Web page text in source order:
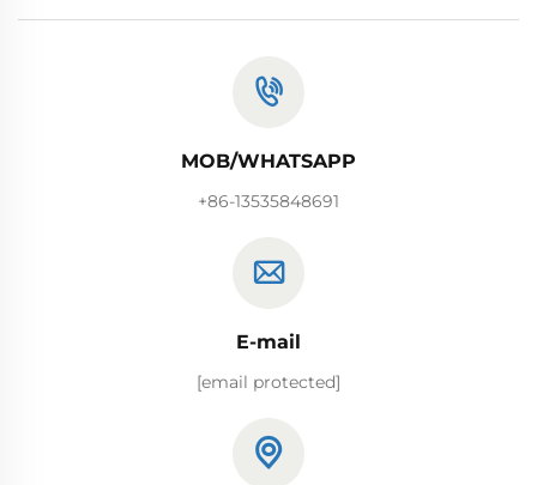
MOB/WHATSAPP
+86-13535848691
E-mail
[email protected]